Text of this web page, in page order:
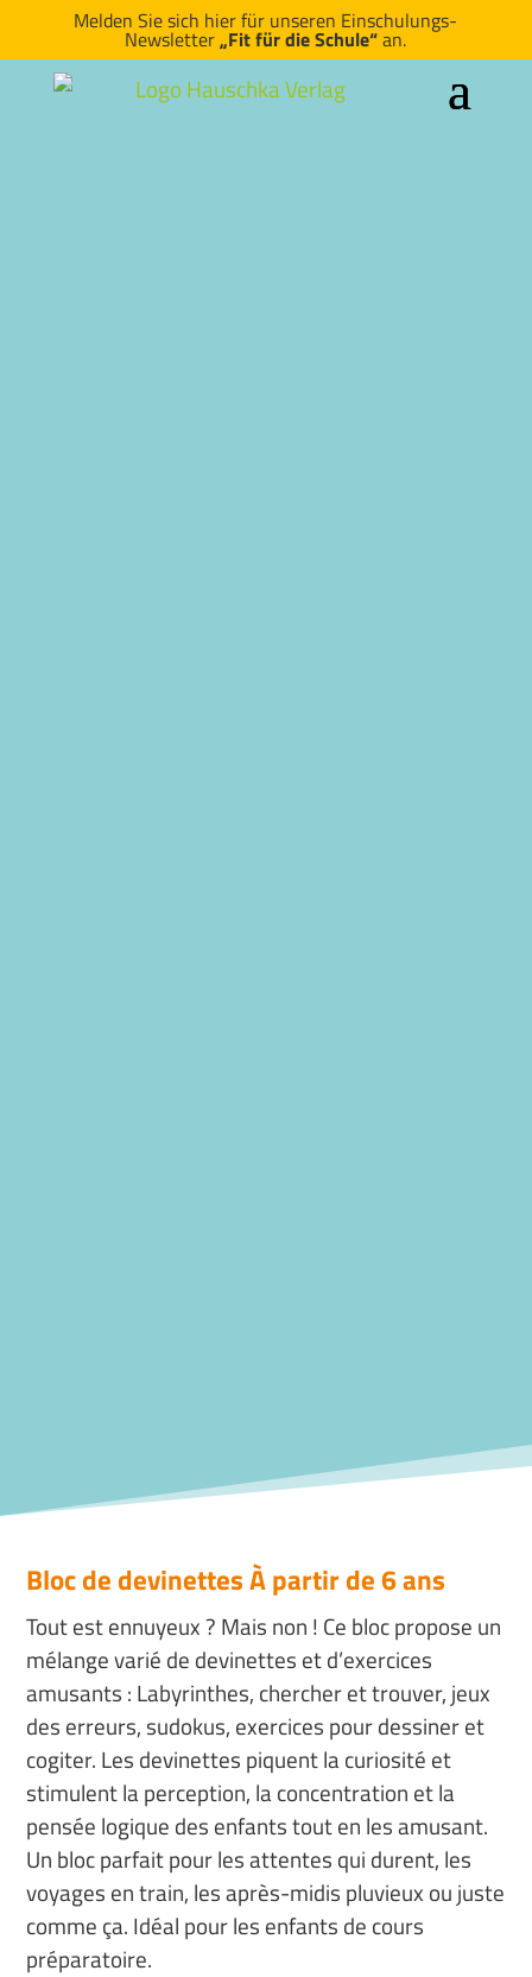
Melden Sie sich hier für unseren Einschulungs-
Newsletter„Fit für die Schule“an.
Bloc de devinettes À partir de 6 ans
Tout est ennuyeux ? Mais non ! Ce bloc propose un
mélange varié de devinettes et d’exercices
amusants : Labyrinthes, chercher et trouver, jeux
des erreurs, sudokus, exercices pour dessiner et
cogiter. Les devinettes piquent la curiosité et
stimulent la perception, la concentration et la
pensée logique des enfants tout en les amusant.
Un bloc parfait pour les attentes qui durent, les
voyages en train, les après-midis pluvieux ou juste
comme ça. Idéal pour les enfants de cours
préparatoire.